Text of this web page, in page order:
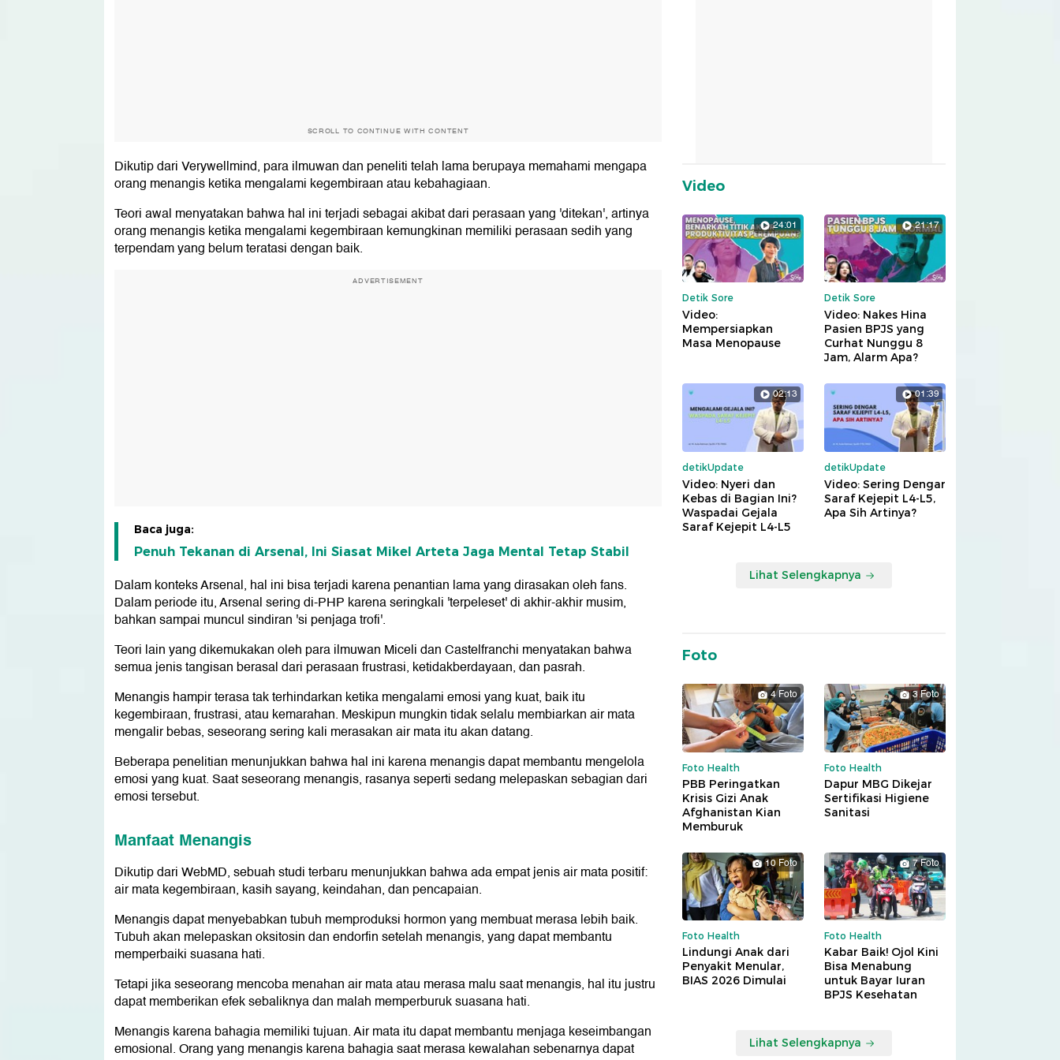
SCROLL TO CONTINUE WITH CONTENT
Dikutip dari Verywellmind, para ilmuwan dan peneliti telah lama berupaya memahami mengapa
orang menangis ketika mengalami kegembiraan atau kebahagiaan.
Teori awal menyatakan bahwa hal ini terjadi sebagai akibat dari perasaan yang 'ditekan', artinya
orang menangis ketika mengalami kegembiraan kemungkinan memiliki perasaan sedih yang
terpendam yang belum teratasi dengan baik.
ADVERTISEMENT
Baca juga:
Penuh Tekanan di Arsenal, Ini Siasat Mikel Arteta Jaga Mental Tetap Stabil
Dalam konteks Arsenal, hal ini bisa terjadi karena penantian lama yang dirasakan oleh fans.
Dalam periode itu, Arsenal sering di-PHP karena seringkali 'terpeleset' di akhir-akhir musim,
bahkan sampai muncul sindiran 'si penjaga trofi'.
Teori lain yang dikemukakan oleh para ilmuwan Miceli dan Castelfranchi menyatakan bahwa
semua jenis tangisan berasal dari perasaan frustrasi, ketidakberdayaan, dan pasrah.
Menangis hampir terasa tak terhindarkan ketika mengalami emosi yang kuat, baik itu
kegembiraan, frustrasi, atau kemarahan. Meskipun mungkin tidak selalu membiarkan air mata
mengalir bebas, seseorang sering kali merasakan air mata itu akan datang.
Beberapa penelitian menunjukkan bahwa hal ini karena menangis dapat membantu mengelola
emosi yang kuat. Saat seseorang menangis, rasanya seperti sedang melepaskan sebagian dari
emosi tersebut.
Manfaat Menangis
Dikutip dari WebMD, sebuah studi terbaru menunjukkan bahwa ada empat jenis air mata positif:
air mata kegembiraan, kasih sayang, keindahan, dan pencapaian.
Menangis dapat menyebabkan tubuh memproduksi hormon yang membuat merasa lebih baik.
Tubuh akan melepaskan oksitosin dan endorfin setelah menangis, yang dapat membantu
memperbaiki suasana hati.
Tetapi jika seseorang mencoba menahan air mata atau merasa malu saat menangis, hal itu justru
dapat memberikan efek sebaliknya dan malah memperburuk suasana hati.
Menangis karena bahagia memiliki tujuan. Air mata itu dapat membantu menjaga keseimbangan
emosional. Orang yang menangis karena bahagia saat merasa kewalahan sebenarnya dapat
Video
24:01
Detik Sore
Video:
Mempersiapkan
Masa Menopause
21:17
Detik Sore
Video: Nakes Hina
Pasien BPJS yang
Curhat Nunggu 8
Jam, Alarm Apa?
02:13
detikUpdate
Video: Nyeri dan
Kebas di Bagian Ini?
Waspadai Gejala
Saraf Kejepit L4-L5
01:39
detikUpdate
Video: Sering Dengar
Saraf Kejepit L4-L5,
Apa Sih Artinya?
Lihat Selengkapnya
Foto
4 Foto
Foto Health
PBB Peringatkan
Krisis Gizi Anak
Afghanistan Kian
Memburuk
3 Foto
Foto Health
Dapur MBG Dikejar
Sertifikasi Higiene
Sanitasi
10 Foto
Foto Health
Lindungi Anak dari
Penyakit Menular,
BIAS 2026 Dimulai
7 Foto
Foto Health
Kabar Baik! Ojol Kini
Bisa Menabung
untuk Bayar Iuran
BPJS Kesehatan
Lihat Selengkapnya